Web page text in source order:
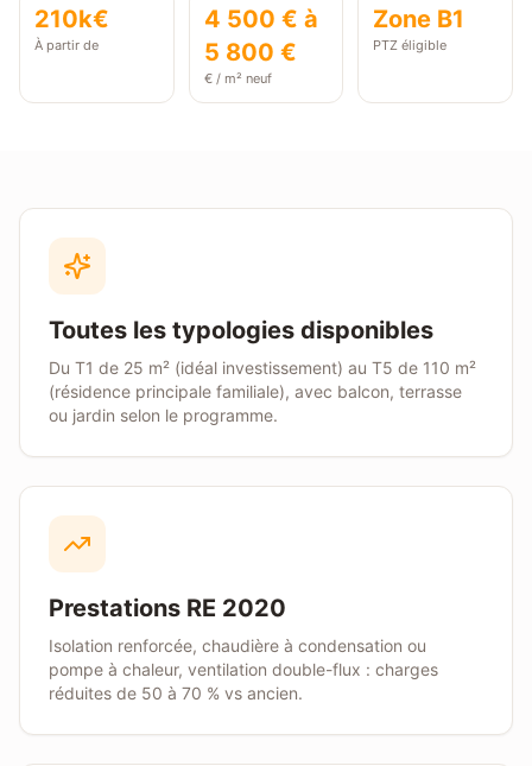
210k€
À partir de
4 500 € à
5 800 €
€ / m² neuf
Zone B1
PTZ éligible
Toutes les typologies disponibles
Du T1 de 25 m² (idéal investissement) au T5 de 110 m²
(résidence principale familiale), avec balcon, terrasse
ou jardin selon le programme.
Prestations RE 2020
Isolation renforcée, chaudière à condensation ou
pompe à chaleur, ventilation double-flux : charges
réduites de 50 à 70 % vs ancien.